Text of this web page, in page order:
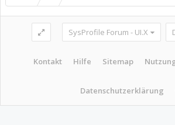
SysProfile Forum - UI.X
Kontakt Hilfe Sitemap
Datenschutzerklärung